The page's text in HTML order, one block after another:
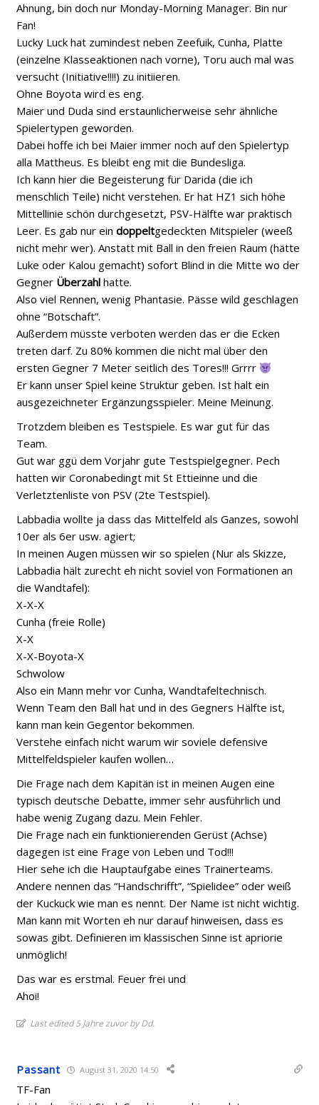
Ahnung, bin doch nur Monday-Morning Manager. Bin nur
Fan!
Lucky Luck hat zumindest neben Zeefuik, Cunha, Platte
(einzelne Klasseaktionen nach vorne), Toru auch mal was
versucht (Initiative!!!!) zu initiieren.
Ohne Boyota wird es eng.
Maier und Duda sind erstaunlicherweise sehr ähnliche
Spielertypen geworden.
Dabei hoffe ich bei Maier immer noch auf den Spielertyp
alla Mattheus. Es bleibt eng mit die Bundesliga.
Ich kann hier die Begeisterung für Darida (die ich
menschlich Teile) nicht verstehen. Er hat HZ1 sich höhe
Mittellinie schön durchgesetzt, PSV-Hälfte war praktisch
Leer. Es gab nur eindoppeltgedeckten Mitspieler (weeß
nicht mehr wer). Anstatt mit Ball in den freien Raum (hätte
Luke oder Kalou gemacht) sofort Blind in die Mitte wo der
Gegner Überzahlhatte.
Also viel Rennen, wenig Phantasie. Pässe wild geschlagen
ohne “Botschaft”.
Außerdem müsste verboten werden das er die Ecken
treten darf. Zu 80% kommen die nicht mal über den
ersten Gegner 7 Meter seitlich des Tores!!! Grrrr
Er kann unser Spiel keine Struktur geben. Ist halt ein
ausgezeichneter Ergänzungsspieler. Meine Meinung.
Trotzdem bleiben es Testspiele. Es war gut für das
Team.
Gut war ggü dem Vorjahr gute Testspielgegner. Pech
hatten wir Coronabedingt mit St Ettieinne und die
Verletztenliste von PSV (2te Testspiel).
Labbadia wollte ja dass das Mittelfeld als Ganzes, sowohl
10er als 6er usw. agiert;
In meinen Augen müssen wir so spielen (Nur als Skizze,
Labbadia hält zurecht eh nicht soviel von Formationen an
die Wandtafel):
X-X-X
Cunha (freie Rolle)
X-X
X-X-Boyota-X
Schwolow
Also ein Mann mehr vor Cunha, Wandtafeltechnisch.
Wenn Team den Ball hat und in des Gegners Hälfte ist,
kann man kein Gegentor bekommen.
Verstehe einfach nicht warum wir soviele defensive
Mittelfeldspieler kaufen wollen…
Die Frage nach dem Kapitän ist in meinen Augen eine
typisch deutsche Debatte, immer sehr ausführlich und
habe wenig Zugang dazu. Mein Fehler.
Die Frage nach ein funktionierenden Gerüst (Achse)
dagegen ist eine Frage von Leben und Tod!!!
Hier sehe ich die Hauptaufgabe eines Trainerteams.
Andere nennen das “Handschrifft”, “Spielidee” oder weiß
der Kuckuck wie man es nennt. Der Name ist nicht wichtig.
Man kann mit Worten eh nur darauf hinweisen, dass es
sowas gibt. Definieren im klassischen Sinne ist apriorie
unmöglich!
Das war es erstmal. Feuer frei und
Ahoi!
Last edited 5 Jahre zuvor by Dd.
Passant August 31, 2020 14:50
TF-Fan